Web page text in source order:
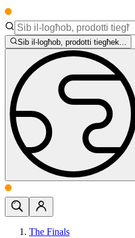
Sib il-logħob, prodotti tiegħek...
The Finals